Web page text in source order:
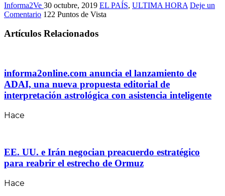
Informa2Ve 30 octubre, 2019 EL PAÍS, ULTIMA HORA Deje un
Comentario 122 Puntos de Vista
Artículos Relacionados
informa2online.com anuncia el lanzamiento de
ADAI, una nueva propuesta editorial de
interpretación astrológica con asistencia inteligente
Hace
EE. UU. e Irán negocian preacuerdo estratégico
para reabrir el estrecho de Ormuz
Hace